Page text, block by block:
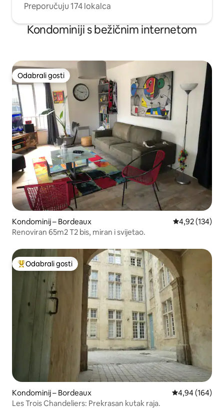
Preporučuju 174 lokalca
Kondominiji s bežičnim internetom
Odabrali gosti
Odabrali gosti
Kondominij – Bordeaux Prosječna
4,92 (134)
Renoviran 65m2 T2 bis, miran i svijetao.
Među najviše rangiranima s oznakom „Odabrali gosti”
Odabrali gosti
Kondominij – Bordeaux Prosječna
4,94 (164)
Les Trois Chandeliers: Prekrasan kutak raja.